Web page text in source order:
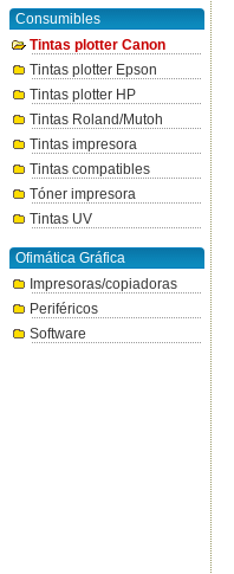
Consumibles
Tintas plotter Canon
Tintas plotter Epson
Tintas plotter HP
Tintas Roland/Mutoh
Tintas impresora
Tintas compatibles
Tóner impresora
Tintas UV
Ofimática Gráfica
Impresoras/copiadoras
Periféricos
Software